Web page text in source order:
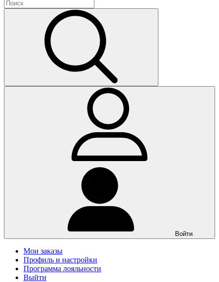
Войти
Мои заказы
Профиль и настройки
Программа лояльности
Выйти